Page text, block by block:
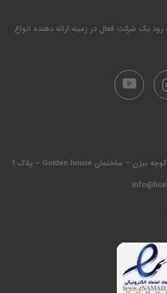
یک شرکت فعال در زمینه ارائه دهنده انواع
اصفهان- خیابان حکیم نظامی-کوچه بیژن – ساختمان Golden house – پلاک 1